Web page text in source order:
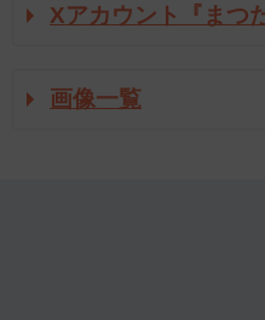
Xアカウント『まつ
画像一覧